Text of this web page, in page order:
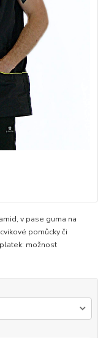
v pase guma na
pomůcky či
možnost